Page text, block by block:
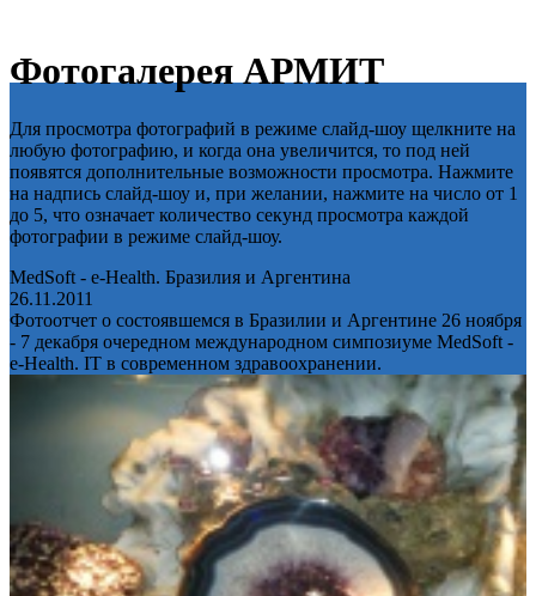
Фотогалерея АРМИТ
Для просмотра фотографий в режиме слайд-шоу щелкните на
любую фотографию, и когда она увеличится, то под ней
появятся дополнительные возможности просмотра. Нажмите
на надпись слайд-шоу и, при желании, нажмите на число от 1
до 5, что означает количество секунд просмотра каждой
фотографии в режиме слайд-шоу.
MedSoft - e-Health. Бразилия и Аргентина
26.11.2011
Фотоотчет о состоявшемся в Бразилии и Аргентине 26 ноября
- 7 декабря очередном международном симпозиуме MedSoft -
e-Health. IT в современном здравоохранении.